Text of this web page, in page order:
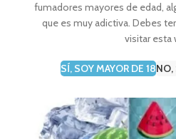
fumadores mayores de edad,
que es muy adictiva. Debes
visitar esta
SÍ, SOY MAYOR DE 18NO,